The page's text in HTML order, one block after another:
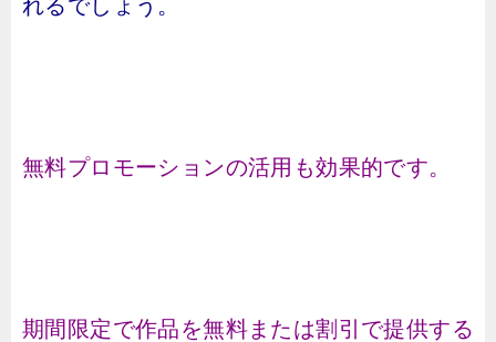
れるでしょう。
無料プロモーションの活用も効果的です。
期間限定で作品を無料または割引で提供する